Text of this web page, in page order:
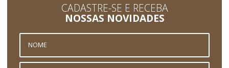
CADASTRE-SE E RECEBA
NOSSAS NOVIDADES